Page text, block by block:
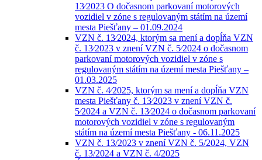
13⁄2023 O dočasnom parkovaní motorových
vozidiel v zóne s regulovaným státím na území
mesta Piešťany – 01.09.2024
VZN č. 13⁄2024, ktorým sa mení a dopĺňa VZN
č. 13⁄2023 v znení VZN č. 5⁄2024 o dočasnom
parkovaní motorových vozidiel v zóne s
regulovaným státím na území mesta Piešťany –
01.03.2025
VZN č. 4⁄2025, ktorým sa mení a dopĺňa VZN
mesta Piešťany č. 13⁄2023 v znení VZN č.
5⁄2024 a VZN č. 13⁄2024 o dočasnom parkovaní
motorových vozidiel v zóne s regulovaným
státím na území mesta Piešťany - 06.11.2025
VZN č. 13/2023 v znení VZN č. 5/2024, VZN
č. 13/2024 a VZN č. 4/2025